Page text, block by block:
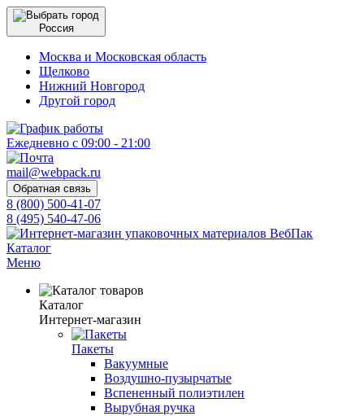
Россия
Москва и Московская область
Щелково
Нижний Новгород
Другой город
Ежедневно с 09:00 - 21:00
mail@webpack.ru
Обратная связь
8 (800) 500-41-07
8 (495) 540-47-06
Каталог
Меню
Каталог
Интернет-магазин
Пакеты
Вакуумные
Воздушно-пузырчатые
Вспененный полиэтилен
Вырубная ручка